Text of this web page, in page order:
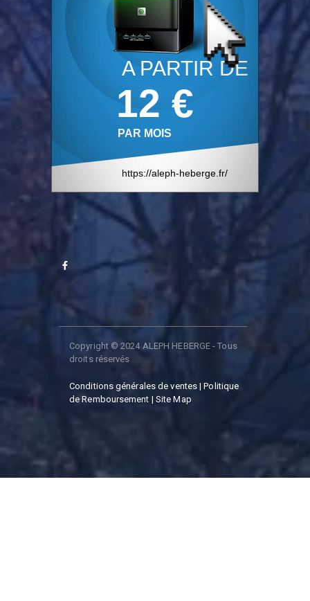
Copyright © 2024 ALEPH HEBERGE - Tous
droits réservés
Conditions générales de ventes | Politique
de Remboursement | Site Map